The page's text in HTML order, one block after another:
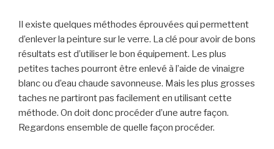
Il existe quelques méthodes éprouvées qui permettent
d’enlever la peinture sur le verre. La clé pour avoir de bons
résultats est d’utiliser le bon équipement. Les plus
petites taches pourront être enlevé à l’aide de vinaigre
blanc ou d’eau chaude savonneuse. Mais les plus grosses
taches ne partiront pas facilement en utilisant cette
méthode. On doit donc procéder d’une autre façon.
Regardons ensemble de quelle façon procéder.